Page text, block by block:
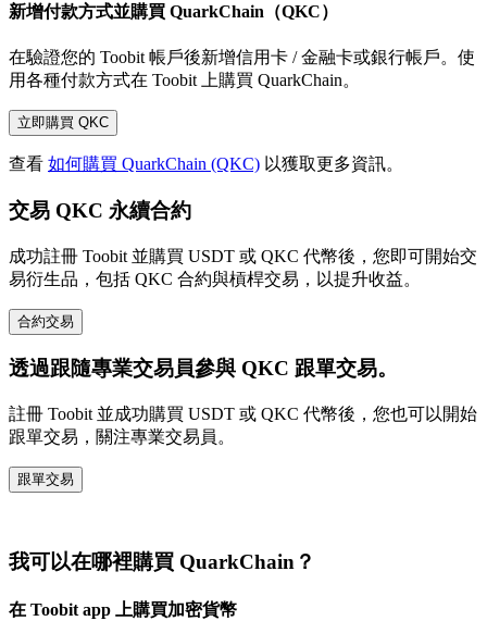
新增付款方式並購買 QuarkChain（QKC）
在驗證您的 Toobit 帳戶後新增信用卡 / 金融卡或銀行帳戶。使
用各種付款方式在 Toobit 上購買 QuarkChain。
立即購買 QKC
查看 如何購買 QuarkChain (QKC) 以獲取更多資訊。
交易 QKC 永續合約
成功註冊 Toobit 並購買 USDT 或 QKC 代幣後，您即可開始交
易衍生品，包括 QKC 合約與槓桿交易，以提升收益。
合約交易
透過跟隨專業交易員參與 QKC 跟單交易。
註冊 Toobit 並成功購買 USDT 或 QKC 代幣後，您也可以開始
跟單交易，關注專業交易員。
跟單交易
我可以在哪裡購買 QuarkChain？
在 Toobit app 上購買加密貨幣